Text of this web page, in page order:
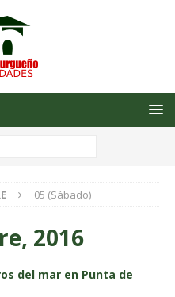
05 (Sábado)
2016
del mar en Punta de